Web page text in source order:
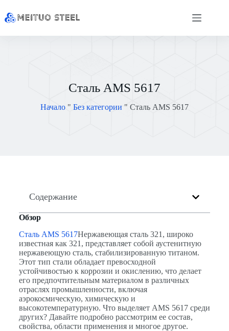
Сталь AMS 5617
Начало" Без категории " Сталь AMS 5617
Содержание
Обзор
Сталь AMS 5617Нержавеющая сталь 321, широко
известная как 321, представляет собой аустенитную
нержавеющую сталь, стабилизированную титаном.
Этот тип стали обладает превосходной
устойчивостью к коррозии и окислению, что делает
его предпочтительным материалом в различных
отраслях промышленности, включая
аэрокосмическую, химическую и
высокотемпературную. Что выделяет AMS 5617 среди
других? Давайте подробно рассмотрим ее состав,
свойства, области применения и многое другое.